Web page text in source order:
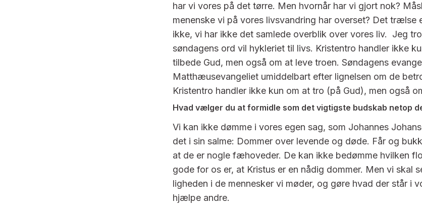
har vi vores på det tørre. Men hvornår har vi gjort nok?
menenske vi på vores livsvandring har overset? Det trælse
ikke, vi har ikke det samlede overblik over vores liv. Jeg
søndagens ord vil hykleriet til livs. Kristentro handler ikke
tilbede Gud, men også om at leve troen. Søndagens
Matthæusevangeliet umiddelbart efter lignelsen om de
Kristentro handler ikke kun om at tro (på Gud), men også
Hvad vælger du at formidle som det vigtigste budskab netop
Vi kan ikke dømme i vores egen sag, som Johannes
det i sin salme: Dommer over levende og døde. Får og
at de er nogle fæhoveder. De kan ikke bedømme hvilken
gode for os er, at Kristus er en nådig dommer. Men vi skal
ligheden i de mennesker vi møder, og gøre hvad der står i
hjælpe andre.